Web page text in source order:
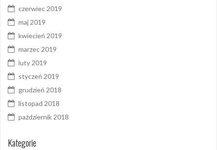
czerwiec 2019
maj 2019
kwiecień 2019
marzec 2019
luty 2019
styczeń 2019
grudzień 2018
listopad 2018
październik 2018
Kategorie